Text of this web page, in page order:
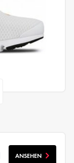
ANSEHEN